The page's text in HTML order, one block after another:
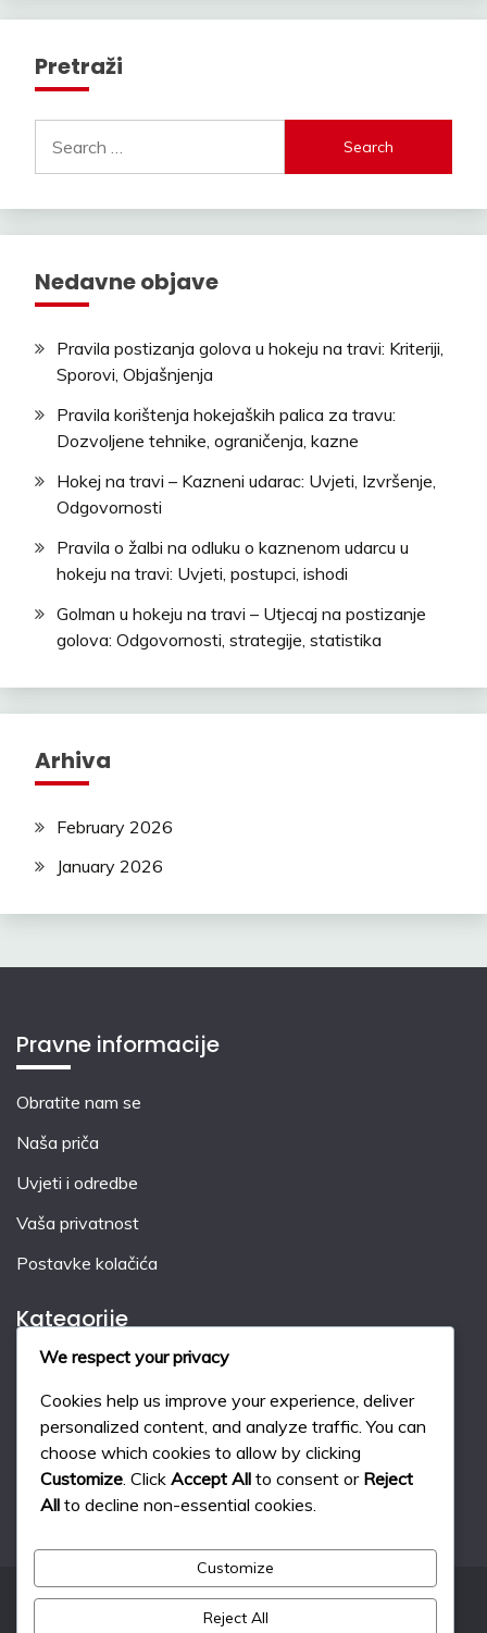
Pretraži
for:
Nedavne objave
Pravila postizanja golova u hokeju na travi: Kriteriji,
Sporovi, Objašnjenja
Pravila korištenja hokejaških palica za travu:
Dozvoljene tehnike, ograničenja, kazne
Hokej na travi – Kazneni udarac: Uvjeti, Izvršenje,
Odgovornosti
Pravila o žalbi na odluku o kaznenom udarcu u
hokeju na travi: Uvjeti, postupci, ishodi
Golman u hokeju na travi – Utjecaj na postizanje
golova: Odgovornosti, strategije, statistika
Arhiva
February 2026
January 2026
Pravne informacije
Obratite nam se
Naša priča
Uvjeti i odredbe
Vaša privatnost
Postavke kolačića
Kategorije
Pravila igre u hokeju na travi
Sustav bodovanja u travnom hokeju
All Rights Reserved 2024.
We respect your privacy
Cookies help us improve your experience, deliver
personalized content, and analyze traffic. You can
choose which cookies to allow by clicking
Customize . Click Accept All to consent or Reject
All to decline non-essential cookies.
Customize
Reject All